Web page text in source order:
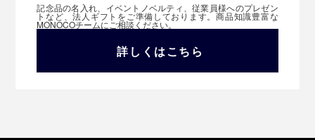
記念品の名入れ、イベントノベルティ、従業員様へのプレゼン
トなど、法人ギフトをご準備しております。商品知識豊富な
MONOCOチームにご相談ください。
詳しくはこちら